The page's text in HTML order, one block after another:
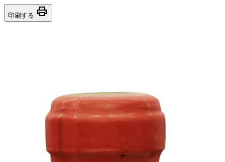
印刷する print